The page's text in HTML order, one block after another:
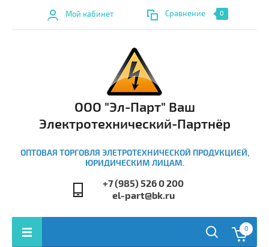
Мой кабинет Сравнение 0
ООО "Эл-Парт" Ваш
Электротехнический-Партнёр
ОПТОВАЯ ТОРГОВЛЯ ЭЛЕТРОТЕХНИЧЕСКОЙ ПРОДУКЦИЕЙ,
ЮРИДИЧЕСКИМ ЛИЦАМ.
+7 (985) 526 0 200
el-part@bk.ru
0